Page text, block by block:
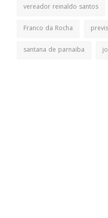
vereador reinaldo santos
Franco da Rocha
santana de parnaiba